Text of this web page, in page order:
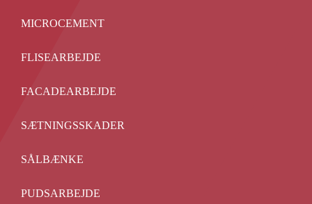
MICROCEMENT
FLISEARBEJDE
FACADEARBEJDE
SÆTNINGSSKADER
SÅLBÆNKE
PUDSARBEJDE